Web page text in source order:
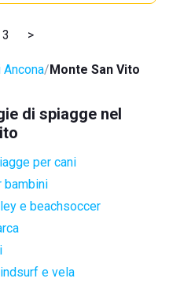
3 >
Monte San Vito
di spiagge nel
per cani
bambini
e beachsoccer
e vela